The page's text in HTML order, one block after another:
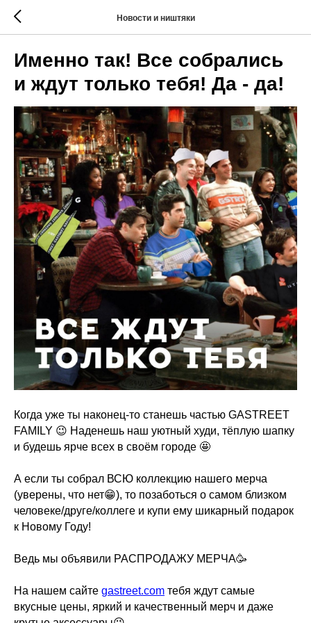
Новости и ништяки
Именно так! Все собрались
и ждут только тебя! Да - да!
Когда уже ты наконец-то станешь частью GASTREET
FAMILY 😉 Наденешь наш уютный худи, тёплую шапку
и будешь ярче всех в своём городе 🤩
А если ты собрал ВСЮ коллекцию нашего мерча
(уверены, что нет😁), то позаботься о самом близком
человеке/друге/коллеге и купи ему шикарный подарок
к Новому Году!
Ведь мы объявили РАСПРОДАЖУ МЕРЧА🥳
На нашем сайте gastreet.com тебя ждут самые
вкусные цены, яркий и качественный мерч и даже